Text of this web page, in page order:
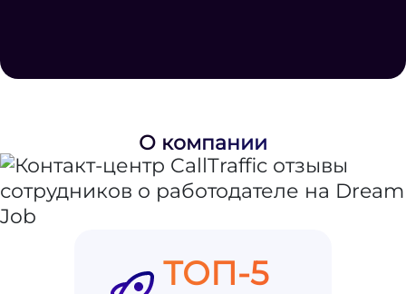
О компании
ТОП-5